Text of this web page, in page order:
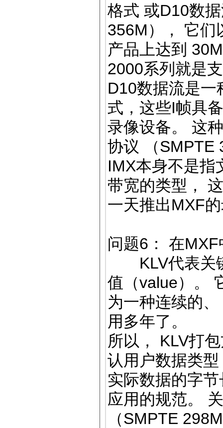
格式 或D10数
356M）， 它们
产品上达到
2000系列就是
D10数据流是一
式，这些I帧具
录像设备。 这
协议 （SMPTE
IMX本身不是指
带宽的类型，
一天推出MXF
问题6： 在
KLV代表关键
值（value）。
为一种连续的
用多年了。
所以， KLV打
认用户数据类
实际数据的字
应用的规范。
（SMPTE